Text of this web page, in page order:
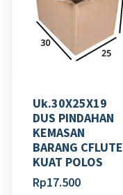
Uk.30X25X19
DUS PINDAHAN
KEMASAN
BARANG CFLUTE
KUAT POLOS
Rp17.500